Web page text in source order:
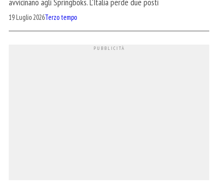
19 Luglio 2026Terzo tempo